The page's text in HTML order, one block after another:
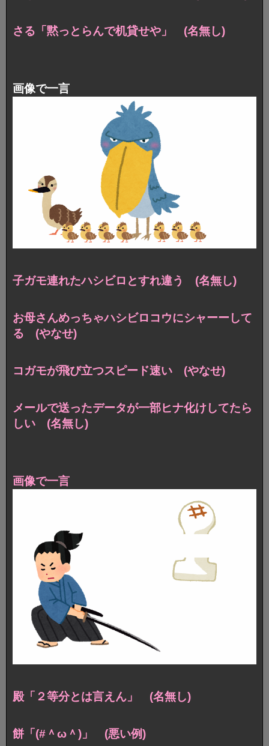
さる「黙っとらんで机貸せや」 (名無し)
画像で一言
子ガモ連れたハシビロとすれ違う (名無し)
お母さんめっちゃハシビロコウにシャーーして
る (やなせ)
コガモが飛び立つスピード速い (やなせ)
メールで送ったデータが一部ヒナ化けしてたら
しい (名無し)
画像で一言
殿「２等分とは言えん」 (名無し)
餅「(#＾ω＾)」 (悪い例)